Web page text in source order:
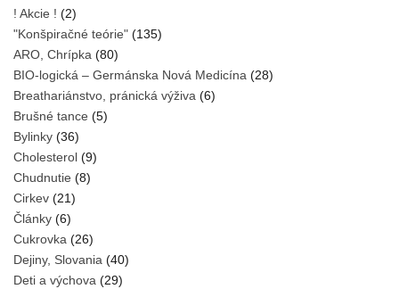
! Akcie ! (2)
"Konšpiračné teórie" (135)
ARO, Chrípka (80)
BIO-logická – Germánska Nová Medicína (28)
Breathariánstvo, pránická výživa (6)
Brušné tance (5)
Bylinky (36)
Cholesterol (9)
Chudnutie (8)
Cirkev (21)
Články (6)
Cukrovka (26)
Dejiny, Slovania (40)
Deti a výchova (29)